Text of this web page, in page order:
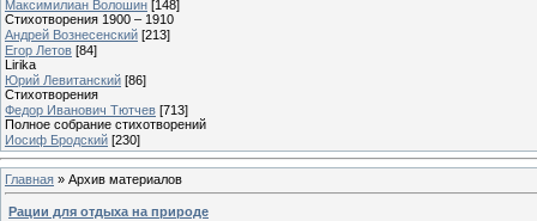
Максимилиан Волошин [148]
Стихотворения 1900 – 1910
Андрей Вознесенский [213]
Егор Летов [84]
Lirika
Юрий Левитанский [86]
Стихотворения
Федор Иванович Тютчев [713]
Полное собрание стихотворений
Иосиф Бродский [230]
Главная » Архив материалов
Рации для отдыха на природе